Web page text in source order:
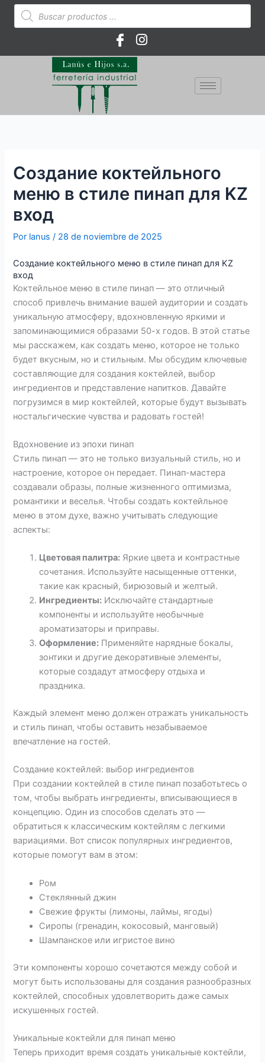
Búsqueda
de
productos
Создание коктейльного
меню в стиле пинап для KZ
вход
Por lanus/ 28 de noviembre de 2025
Создание коктейльного меню в стиле пинап для KZ
вход
Коктейльное меню в стиле пинап — это отличный
способ привлечь внимание вашей аудитории и создать
уникальную атмосферу, вдохновленную яркими и
запоминающимися образами 50-х годов. В этой статье
мы расскажем, как создать меню, которое не только
будет вкусным, но и стильным. Мы обсудим ключевые
составляющие для создания коктейлей, выбор
ингредиентов и представление напитков. Давайте
погрузимся в мир коктейлей, которые будут вызывать
ностальгические чувства и радовать гостей!
Вдохновение из эпохи пинап
Стиль пинап — это не только визуальный стиль, но и
настроение, которое он передает. Пинап-мастера
создавали образы, полные жизненного оптимизма,
романтики и веселья. Чтобы создать коктейльное
меню в этом духе, важно учитывать следующие
аспекты:
Цветовая палитра: Яркие цвета и контрастные
сочетания. Используйте насыщенные оттенки,
такие как красный, бирюзовый и желтый.
Ингредиенты: Исключайте стандартные
компоненты и используйте необычные
ароматизаторы и приправы.
Оформление: Применяйте нарядные бокалы,
зонтики и другие декоративные элементы,
которые создадут атмосферу отдыха и
праздника.
Каждый элемент меню должен отражать уникальность
и стиль пинап, чтобы оставить незабываемое
впечатление на гостей.
Создание коктейлей: выбор ингредиентов
При создании коктейлей в стиле пинап позаботьтесь о
том, чтобы выбрать ингредиенты, вписывающиеся в
концепцию. Один из способов сделать это —
обратиться к классическим коктейлям с легкими
вариациями. Вот список популярных ингредиентов,
которые помогут вам в этом:
Ром
Стеклянный джин
Свежие фрукты (лимоны, лаймы, ягоды)
Сиропы (гренадин, кокосовый, манговый)
Шампанское или игристое вино
Эти компоненты хорошо сочетаются между собой и
могут быть использованы для создания разнообразных
коктейлей, способных удовлетворить даже самых
искушенных гостей.
Уникальные коктейли для пинап меню
Теперь приходит время создать уникальные коктейли,